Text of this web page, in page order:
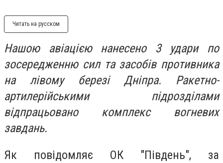
Читать на русском
Нашою авіацією нанесено 3 удари по
зосередженню сил та засобів противника
на лівому березі Дніпра. Ракетно-
артилерійськими підрозділами
відпрацьовано комплекс вогневих
завдань.
Як повідомляє ОК "Південь", за